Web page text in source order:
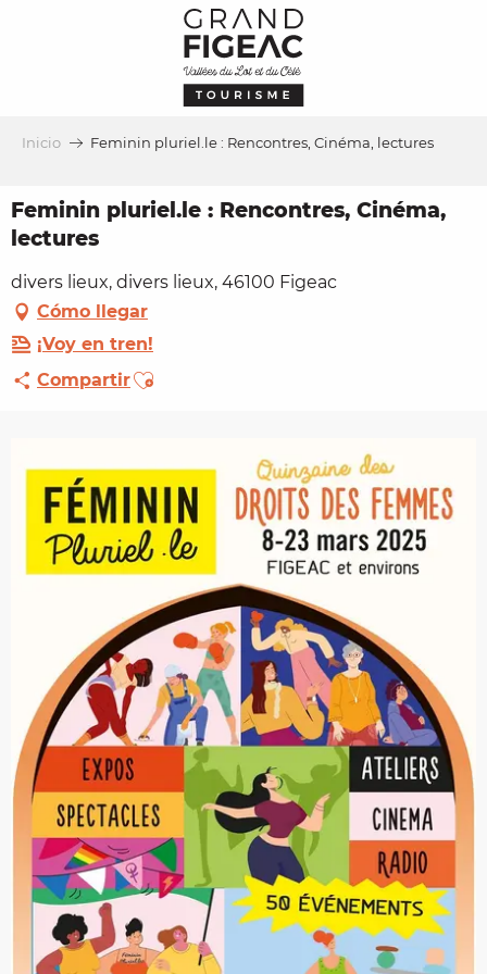
Inicio Feminin pluriel.le : Rencontres, Cinéma, lectures
Feminin pluriel.le : Rencontres, Cinéma,
lectures
divers lieux, divers lieux, 46100 Figeac
Cómo llegar
¡Voy en tren!
CompartirAjouter aux favoris